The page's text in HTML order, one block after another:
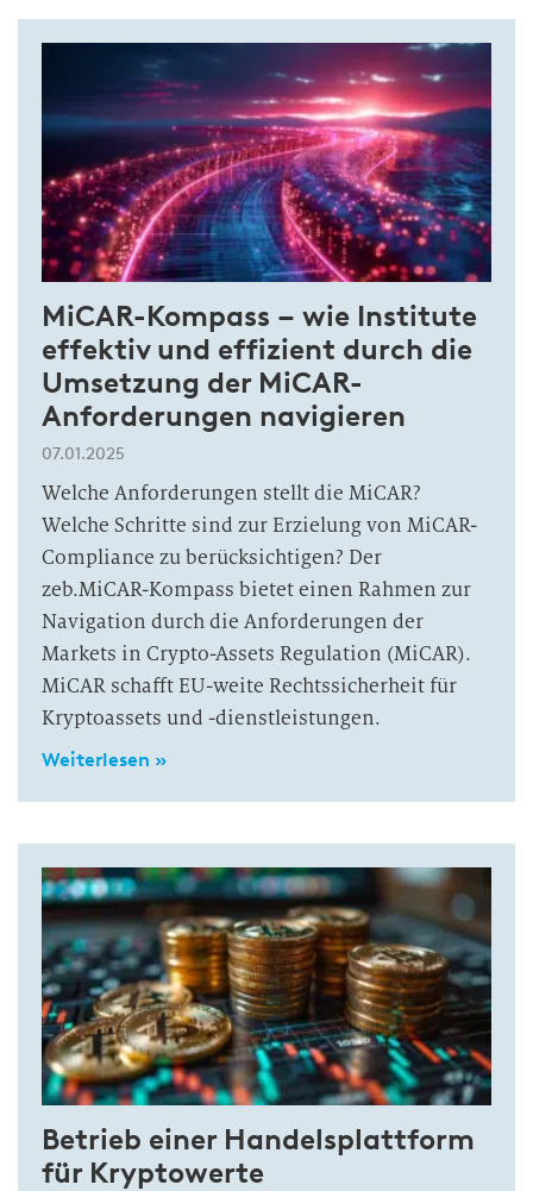
MiCAR-Kompass – wie Institute
effektiv und effizient durch die
Umsetzung der MiCAR-
Anforderungen navigieren
07.01.2025
Welche Anforderungen stellt die MiCAR?
Welche Schritte sind zur Erzielung von MiCAR-
Compliance zu berücksichtigen? Der
zeb.MiCAR-Kompass bietet einen Rahmen zur
Navigation durch die Anforderungen der
Markets in Crypto-Assets Regulation (MiCAR).
MiCAR schafft EU-weite Rechtssicherheit für
Kryptoassets und -dienstleistungen.
Weiterlesen »
Betrieb einer Handelsplattform
für Kryptowerte